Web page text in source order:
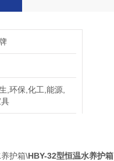
,环保,化工,能源,
护箱\HBY-32型恒温水养护箱